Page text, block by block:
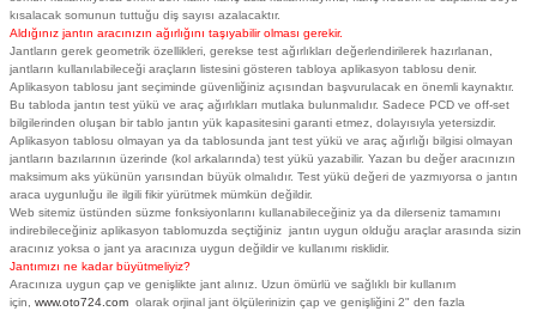
kısalacak somunun tuttuğu diş sayısı azalacaktır.
Aldığınız jantın aracınızın ağırlığını taşıyabilir olması gerekir.
Jantların gerek geometrik özellikleri, gerekse test ağırlıkları değerlendirilerek hazırlanan,
jantların kullanılabileceği araçların listesini gösteren tabloya aplikasyon tablosu denir.
Aplikasyon tablosu jant seçiminde güvenliğiniz açısından başvurulacak en önemli kaynaktır.
Bu tabloda jantın test yükü ve araç ağırlıkları mutlaka bulunmalıdır. Sadece PCD ve off-set
bilgilerinden oluşan bir tablo jantın yük kapasitesini garanti etmez, dolayısıyla yetersizdir.
Aplikasyon tablosu olmayan ya da tablosunda jant test yükü ve araç ağırlığı bilgisi olmayan
jantların bazılarının üzerinde (kol arkalarında) test yükü yazabilir. Yazan bu değer aracınızın
maksimum aks yükünün yarısından büyük olmalıdır. Test yükü değeri de yazmıyorsa o jantın
araca uygunluğu ile ilgili fikir yürütmek mümkün değildir.
Web sitemiz üstünden süzme fonksiyonlarını kullanabileceğiniz ya da dilerseniz tamamını
indirebileceğiniz aplikasyon tablomuzda seçtiğiniz jantın uygun olduğu araçlar arasında sizin
aracınız yoksa o jant ya aracınıza uygun değildir ve kullanımı risklidir.
Jantımızı ne kadar büyütmeliyiz?
Aracınıza uygun çap ve genişlikte jant alınız. Uzun ömürlü ve sağlıklı bir kullanım
için, www.oto724.com olarak orjinal jant ölçülerinizin çap ve genişliğini 2" den fazla